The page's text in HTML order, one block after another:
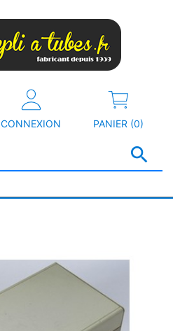

CONNEXION PANIER (0)